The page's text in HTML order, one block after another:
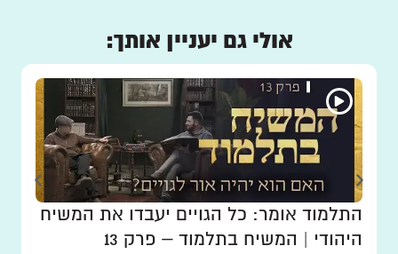
אולי גם יעניין אותך:
התלמוד אומר: כל הגויים יעבדו את המשיח
היהודי | המשיח בתלמוד – פרק 13